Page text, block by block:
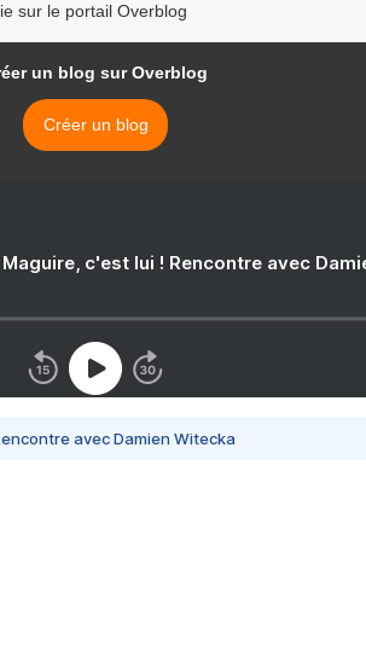
sur le portail Overblog
un blog sur Overblog
Créer un blog
c'est lui ! Rencontre avec
avec Damien Witecka